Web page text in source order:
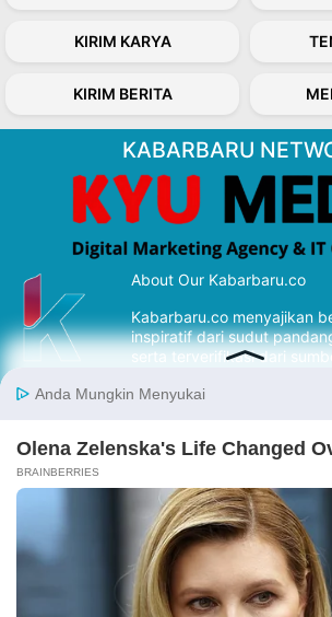
KIRIM KARYA
KIRIM BERITA
KABARBARU
About Our Kabarbaru.co
Kabarbaru.co menyajikan
inspiratif dari sudut
serta terverifikasi dari
Kabarbaru.co
Copyright © 2026. All rights